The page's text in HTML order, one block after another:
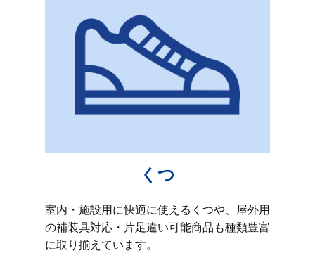
くつ
室内・施設用に快適に使えるくつや、屋外用
の補装具対応・片足違い可能商品も種類豊富
に取り揃えています。